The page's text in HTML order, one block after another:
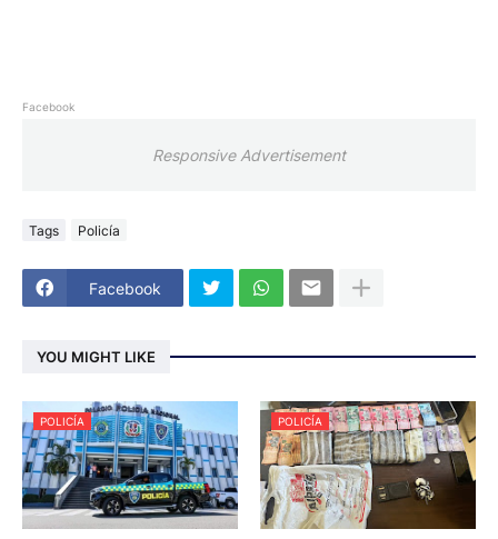
Facebook
Responsive Advertisement
Tags Policía
Facebook
YOU MIGHT LIKE
POLICÍA POLICÍA